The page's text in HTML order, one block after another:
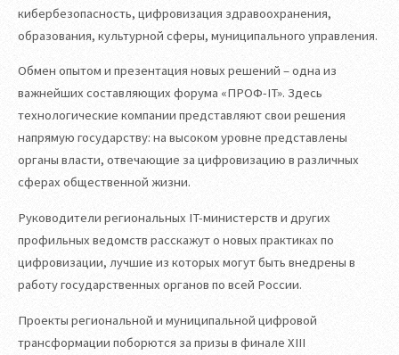
кибербезопасность, цифровизация здравоохранения,
образования, культурной сферы, муниципального управления.
Обмен опытом и презентация новых решений – одна из
важнейших составляющих форума «ПРОФ-IT». Здесь
технологические компании представляют свои решения
напрямую государству: на высоком уровне представлены
органы власти, отвечающие за цифровизацию в различных
сферах общественной жизни.
Руководители региональных IT-министерств и других
профильных ведомств расскажут о новых практиках по
цифровизации, лучшие из которых могут быть внедрены в
работу государственных органов по всей России.
Проекты региональной и муниципальной цифровой
трансформации поборются за призы в финале XIII